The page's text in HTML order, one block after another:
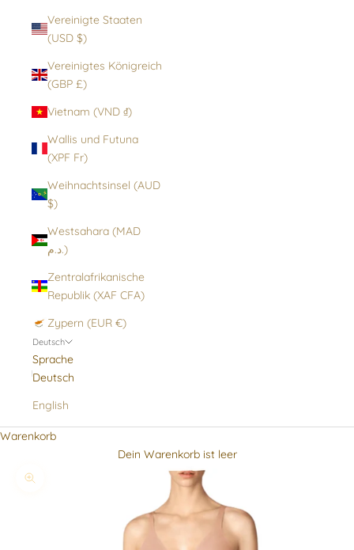
Vereinigte Staaten
(USD $)
Vereinigtes Königreich
(GBP £)
Vietnam (VND ₫)
Wallis und Futuna
(XPF Fr)
Weihnachtsinsel (AUD
$)
Westsahara (MAD
د.م.)
Zentralafrikanische
Republik (XAF CFA)
Zypern (EUR €)
Deutsch
Sprache
Deutsch
English
Warenkorb
Dein Warenkorb ist leer
Bild vergrößern